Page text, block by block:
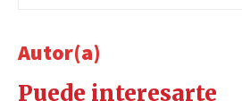
Autor(a)
Puede interesarte